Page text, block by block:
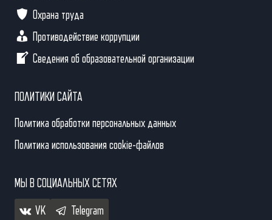
Охрана труда
Противодействие коррупции
Сведения об образовательной организации
ПОЛИТИКИ САЙТА
Политика обработки персональных данных
Политика использования cookie-файлов
МЫ В СОЦИАЛЬНЫХ СЕТЯХ
VK Telegram